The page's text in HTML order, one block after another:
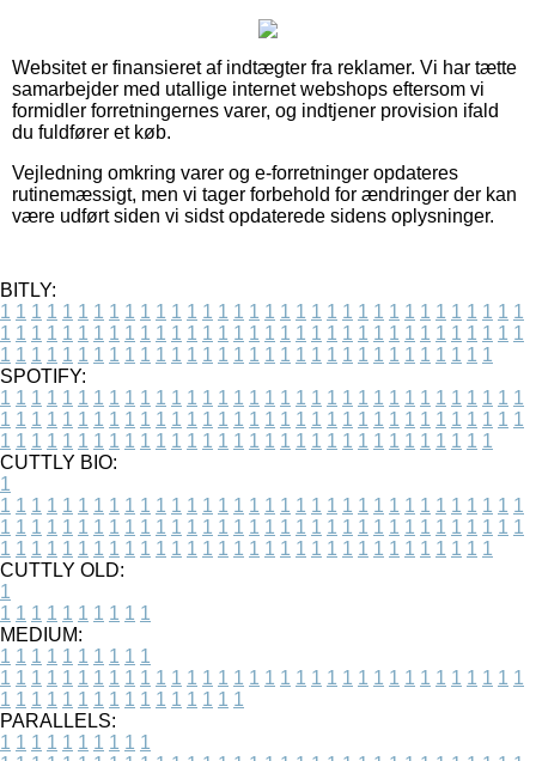
Websitet er finansieret af indtægter fra reklamer. Vi har tætte
samarbejder med utallige internet webshops eftersom vi
formidler forretningernes varer, og indtjener provision ifald
du fuldfører et køb.
Vejledning omkring varer og e-forretninger opdateres
rutinemæssigt, men vi tager forbehold for ændringer der kan
være udført siden vi sidst opdaterede sidens oplysninger.
BITLY:
1 1 1 1 1 1 1 1 1 1 1 1 1 1 1 1 1 1 1 1 1 1 1 1 1 1 1 1 1 1 1 1 1 1
1 1 1 1 1 1 1 1 1 1 1 1 1 1 1 1 1 1 1 1 1 1 1 1 1 1 1 1 1 1 1 1 1 1
1 1 1 1 1 1 1 1 1 1 1 1 1 1 1 1 1 1 1 1 1 1 1 1 1 1 1 1 1 1 1 1
SPOTIFY:
1 1 1 1 1 1 1 1 1 1 1 1 1 1 1 1 1 1 1 1 1 1 1 1 1 1 1 1 1 1 1 1 1 1
1 1 1 1 1 1 1 1 1 1 1 1 1 1 1 1 1 1 1 1 1 1 1 1 1 1 1 1 1 1 1 1 1 1
1 1 1 1 1 1 1 1 1 1 1 1 1 1 1 1 1 1 1 1 1 1 1 1 1 1 1 1 1 1 1 1
CUTTLY BIO:
1
1 1 1 1 1 1 1 1 1 1 1 1 1 1 1 1 1 1 1 1 1 1 1 1 1 1 1 1 1 1 1 1 1 1
1 1 1 1 1 1 1 1 1 1 1 1 1 1 1 1 1 1 1 1 1 1 1 1 1 1 1 1 1 1 1 1 1 1
1 1 1 1 1 1 1 1 1 1 1 1 1 1 1 1 1 1 1 1 1 1 1 1 1 1 1 1 1 1 1 1
CUTTLY OLD:
1
1 1 1 1 1 1 1 1 1 1
MEDIUM:
1 1 1 1 1 1 1 1 1 1
1 1 1 1 1 1 1 1 1 1 1 1 1 1 1 1 1 1 1 1 1 1 1 1 1 1 1 1 1 1 1 1 1 1
1 1 1 1 1 1 1 1 1 1 1 1 1 1 1 1
PARALLELS:
1 1 1 1 1 1 1 1 1 1